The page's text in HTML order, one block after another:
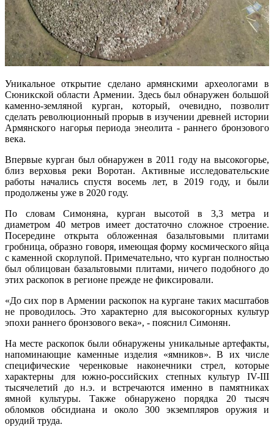
Уникальное открытие сделано армянскими археологами в
Сюникской области Армении. Здесь был обнаружен большой
каменно-земляной курган, который, очевидно, позволит
сделать революционный прорыв в изучении древней истории
Армянского нагорья периода энеолита - раннего бронзового
века.
Впервые курган был обнаружен в 2011 году на высокогорье,
близ верховья реки Воротан. Активные исследовательские
работы начались спустя восемь лет, в 2019 году, и были
продолжены уже в 2020 году.
По словам Симоняна, курган высотой в 3,3 метра и
диаметром 40 метров имеет достаточно сложное строение.
Посередине открыта обложенная базальтовыми плитами
гробница, образно говоря, имеющая форму космического яйца
с каменной скорлупой. Примечательно, что курган полностью
был облицован базальтовыми плитами, ничего подобного до
этих раскопок в регионе прежде не фиксировали.
«До сих пор в Армении раскопок на кургане таких масштабов
не проводилось. Это характерно для высокогорных культур
эпохи раннего бронзового века», - пояснил Симонян.
На месте раскопок были обнаружены уникальные артефакты,
напоминающие каменные изделия «ямников». В их числе
специфические черенковые наконечники стрел, которые
характерны для южно-российских степных культур IV-III
тысячелетий до н.э. и встречаются именно в памятниках
ямной культуры. Также обнаружено порядка 20 тысяч
обломков обсидиана и около 300 экземпляров оружия и
орудий труда.